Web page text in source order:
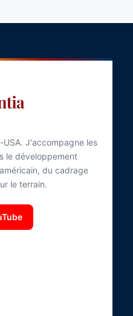
J'accompagne les
le développement
du cadrage
le terrain.